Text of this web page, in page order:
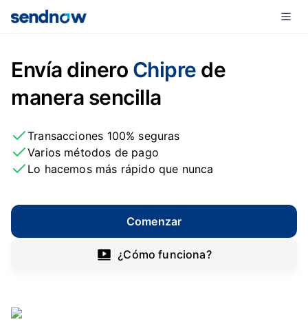
Envía dinero Chipre de
manera sencilla
Transacciones 100% seguras
Varios métodos de pago
Lo hacemos más rápido que nunca
Comenzar
¿Cómo funciona?